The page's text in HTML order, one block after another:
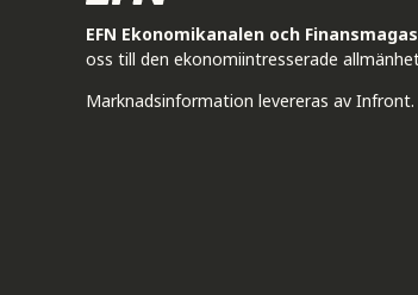
EFN Ekonomikanalen och
oss till den ekonomiintresserade
Marknadsinformation levereras av